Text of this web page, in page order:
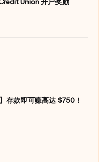
存款即可赚高达 $750！